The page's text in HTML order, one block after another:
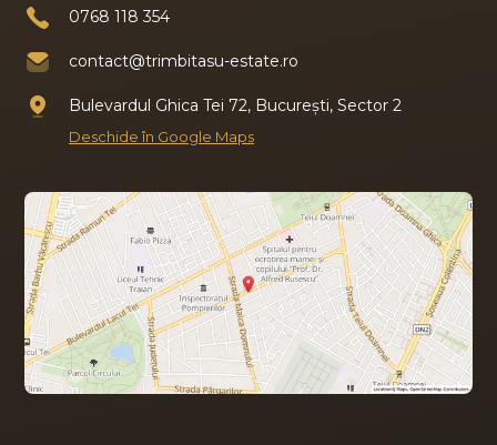
0768 118 354
contact@trimbitasu-estate.ro
Bulevardul Ghica Tei 72, București, Sector 2
Deschide în Google Maps